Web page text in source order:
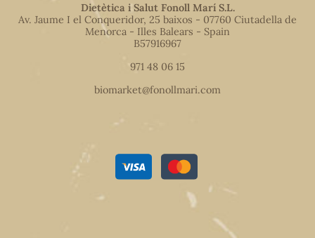
Dietètica i Salut Fonoll Marí S.L.
Av. Jaume I el Conqueridor, 25 baixos - 07760 Ciutadella de
Menorca - Illes Balears - Spain
B57916967
971 48 06 15
biomarket@fonollmari.com